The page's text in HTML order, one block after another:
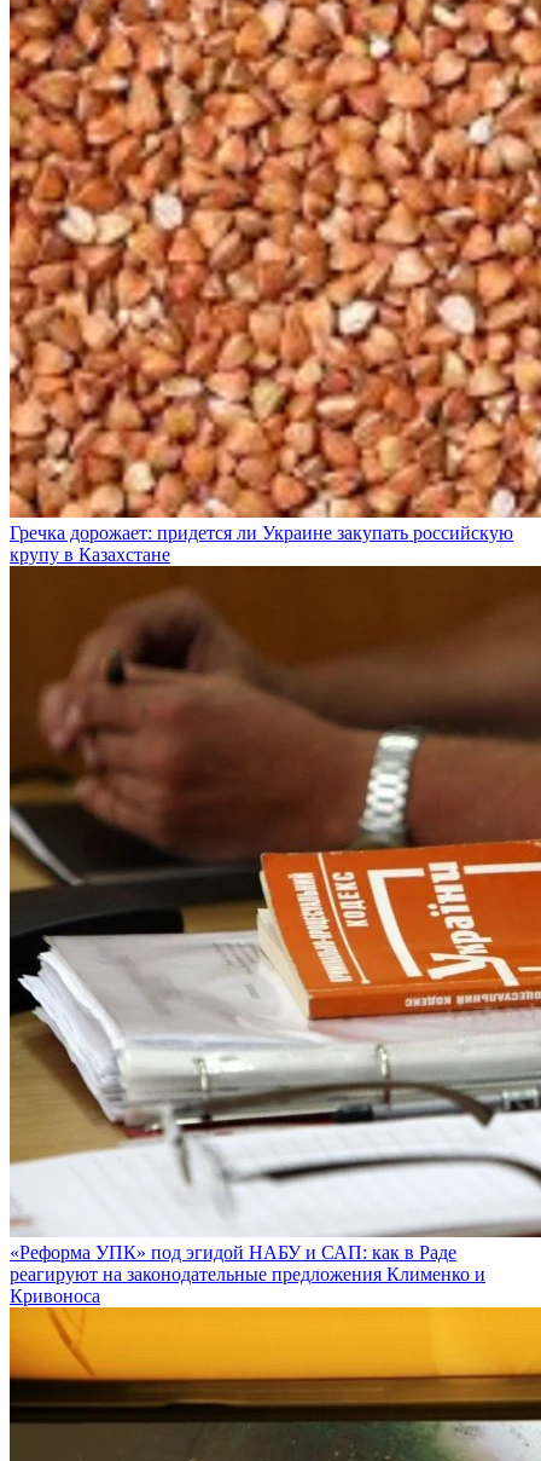
Гречка дорожает: придется ли Украине закупать российскую
крупу в Казахстане
«Реформа УПК» под эгидой НАБУ и САП: как в Раде
реагируют на законодательные предложения Клименко и
Кривоноса